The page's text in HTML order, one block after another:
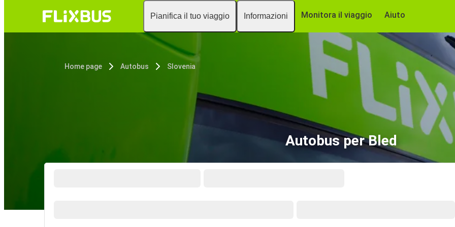
Pianifica il tuo viaggio Informazioni Monitora il viaggio Aiuto
Home page Autobus Slovenia
Autobus per Bled